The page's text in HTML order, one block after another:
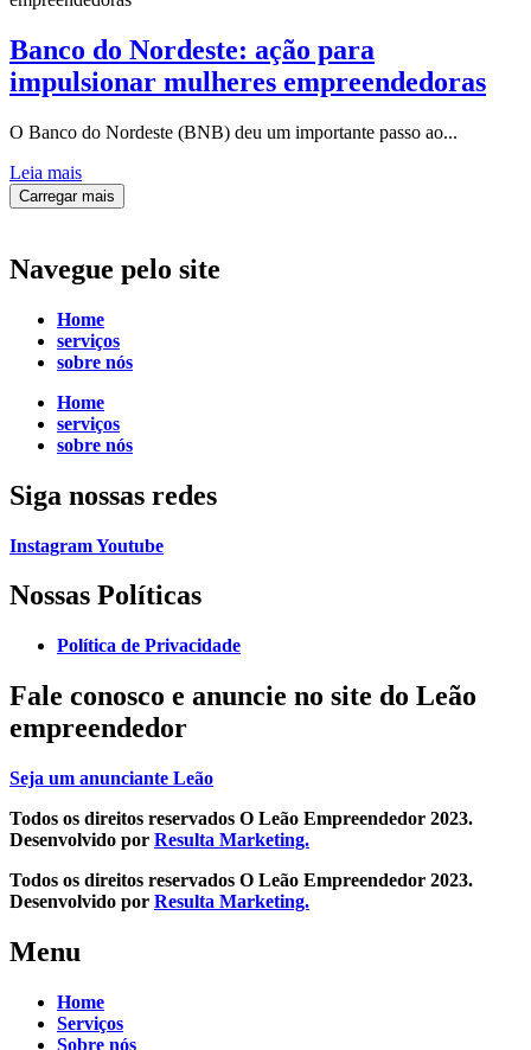
Banco do Nordeste: ação para
impulsionar mulheres empreendedoras
O Banco do Nordeste (BNB) deu um importante passo ao...
Leia mais
Carregar mais
Navegue pelo site
Home
serviços
sobre nós
Home
serviços
sobre nós
Siga nossas redes
InstagramYoutube
Nossas Políticas
Política de Privacidade
Fale conosco e anuncie no site do Leão
empreendedor
Seja um anunciante Leão
Todos os direitos reservados O Leão Empreendedor 2023.
Desenvolvido por Resulta Marketing.
Todos os direitos reservados O Leão Empreendedor 2023.
Desenvolvido por Resulta Marketing.
Menu
Home
Serviços
Sobre nós